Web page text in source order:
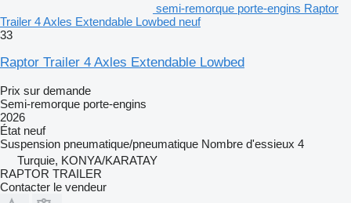
semi-remorque porte-engins Raptor
Trailer 4 Axles Extendable Lowbed neuf
33
Raptor Trailer 4 Axles Extendable Lowbed
Prix sur demande
Semi-remorque porte-engins
2026
État neuf
Suspension pneumatique/pneumatique Nombre d'essieux 4
Turquie, KONYA/KARATAY
RAPTOR TRAILER
Contacter le vendeur